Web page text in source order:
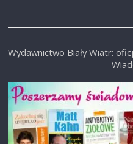
Wydawnictwo Biały Wiatr: